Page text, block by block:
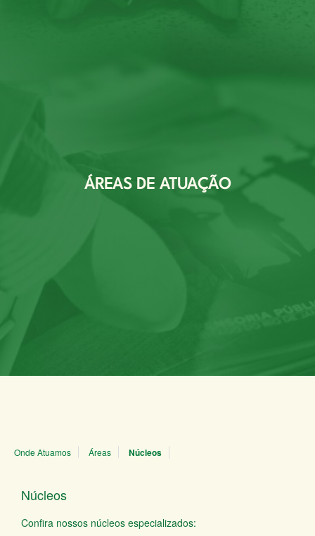
ÁREAS DE ATUAÇÃO
Onde Atuamos Áreas Núcleos
Núcleos
Confira nossos núcleos especializados: